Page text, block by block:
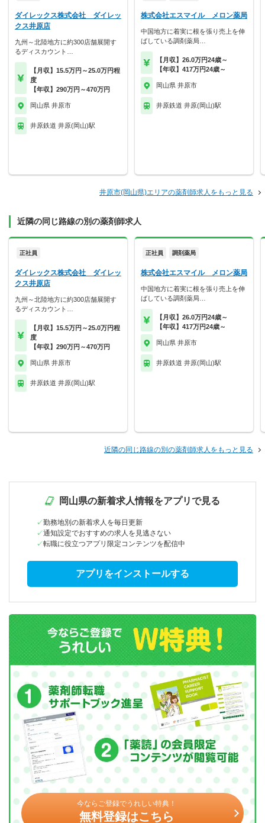
ダイレックス株式会社 ダイレッ
クス井原店
九州～北陸地方に約300店舗展開す
るディスカウント…
【月収】15.5万円～25.0万円程
度
【年収】290万円～470万円
岡山県 井原市
井原鉄道 井原(岡山)駅
株式会社エスマイル メロン薬局
中国地方に着実に根を張り売上を伸
ばしている調剤薬局…
【月収】26.0万円24歳～
【年収】417万円24歳～
岡山県 井原市
井原鉄道 井原(岡山)駅
井原市(岡山県)エリアの薬剤師求人をもっと見る
近隣の同じ路線の別の薬剤師求人
正社員
ダイレックス株式会社 ダイレッ
クス井原店
九州～北陸地方に約300店舗展開す
るディスカウント…
【月収】15.5万円～25.0万円程
度
【年収】290万円～470万円
岡山県 井原市
井原鉄道 井原(岡山)駅
正社員 調剤薬局
株式会社エスマイル メロン薬局
中国地方に着実に根を張り売上を伸
ばしている調剤薬局…
【月収】26.0万円24歳～
【年収】417万円24歳～
岡山県 井原市
井原鉄道 井原(岡山)駅
近隣の同じ路線の別の薬剤師求人をもっと見る
岡山県の新着求人情報をアプリで見る
勤務地別の新着求人を毎日更新
通知設定でおすすめの求人を見逃さない
転職に役立つアプリ限定コンテンツを配信中
アプリをインストールする
今ならご登録でうれしい特典！
無料登録はこちら